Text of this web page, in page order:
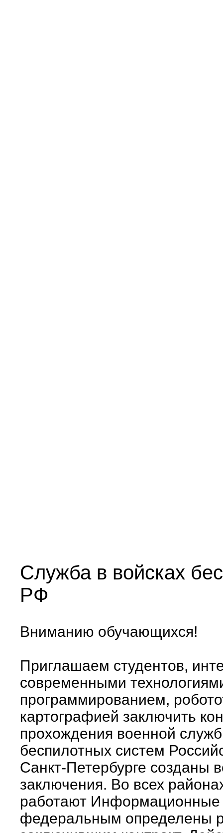
Служба в войсках
РФ
Вниманию обучающихся!
Приглашаем студентов,
современными
программированием,
картографией заключить
прохождения военной
беспилотных систем
Санкт-Петербурге созданы
заключения. Во всех
работают Информационные
федеральным определены